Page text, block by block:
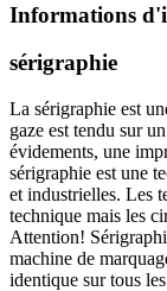
Informations
sérigraphie
La sérigraphie est
gaze est tendu sur
évidements, une
sérigraphie est une
et industrielles. Les
technique mais les
Attention!
machine de
identique sur tous